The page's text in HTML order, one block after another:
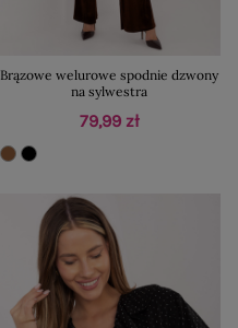
Brązowe welurowe spodnie dzwony
na sylwestra
79,99 zł